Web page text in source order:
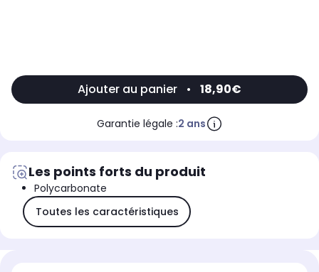
Ajouter au panier • 18,90€
Garantie légale :2 ans
Les points forts du produit
Polycarbonate
Toutes les caractéristiques